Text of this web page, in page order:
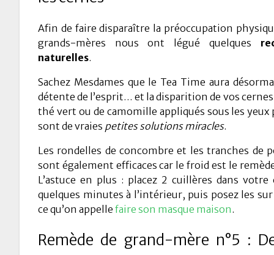
Afin de faire disparaître la préoccupation
grands-mères nous ont légué quelques
naturelles.
Sachez Mesdames que le Tea Time aura
détente de l’esprit… et la disparition de vos
thé vert ou de camomille appliqués sous les yeux
sont de vraies petites solutions miracles.
Les rondelles de concombre et les tranches de
sont également efficaces car le froid est le
L’astuce en plus : placez 2 cuillères dans
quelques minutes à l’intérieur, puis posez les
ce qu’on appelle faire son masque maison.
Remède de grand-mère n°5 :